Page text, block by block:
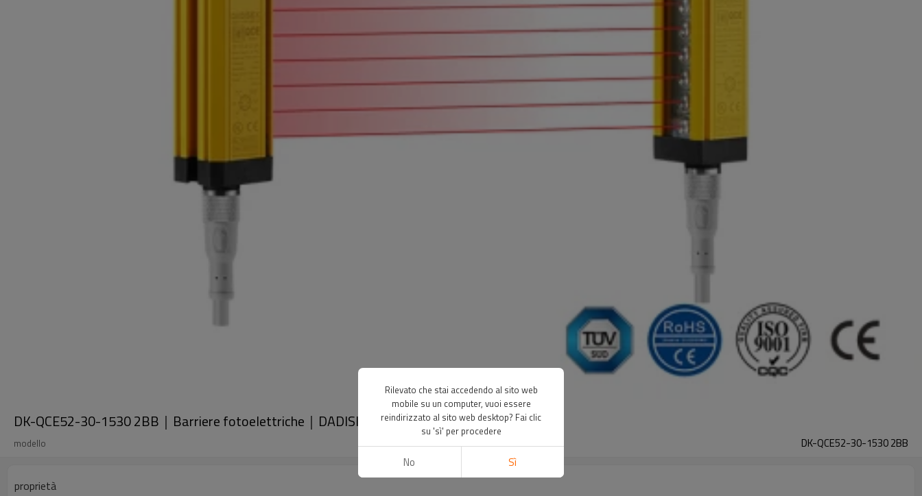
DK-QCE52-30-1530 2BB｜Barriere fotoelettriche｜DADISICK
modello DK-QCE52-30-1530 2BB
proprietà
Rilevato che stai accedendo al sito web
mobile su un computer, vuoi essere
reindirizzato al sito web desktop? Fai clic
su 'sì' per procedere
No Sì